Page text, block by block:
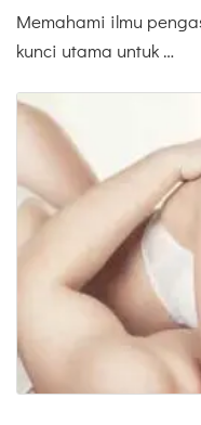
Memahami ilmu
kunci utama untuk …